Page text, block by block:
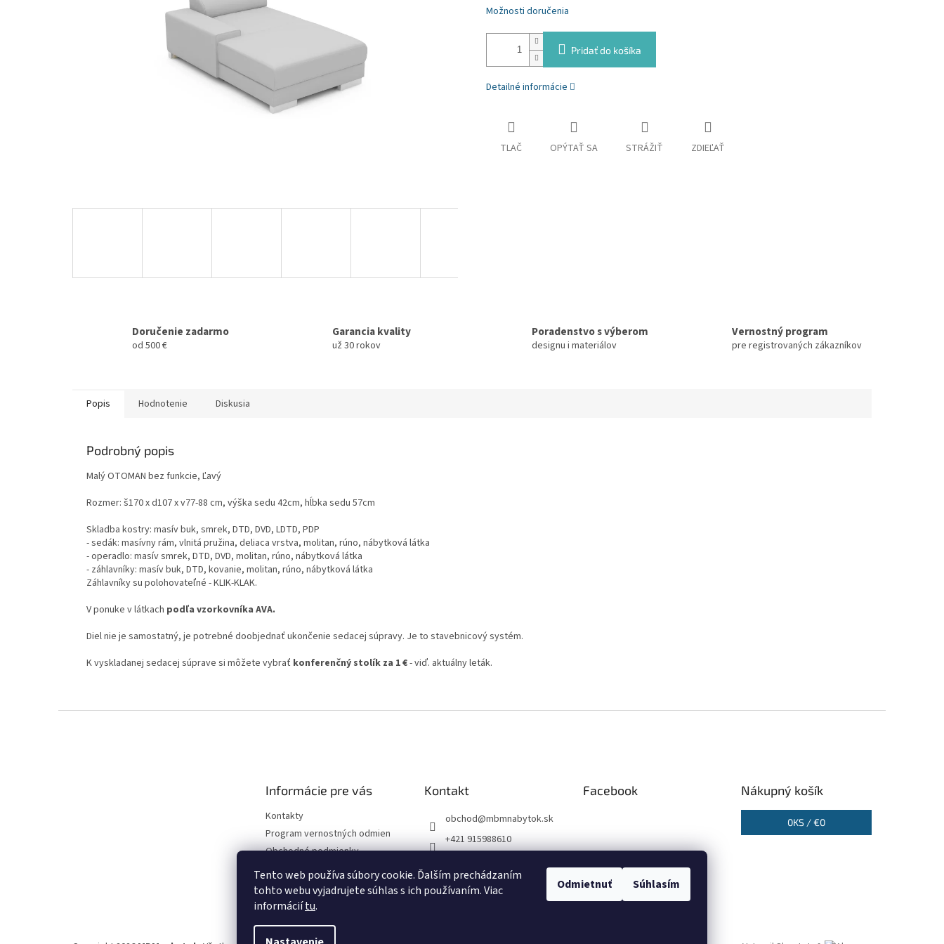
Tento web používa súbory cookie. Ďalším prechádzaním
tohto webu vyjadrujete súhlas s ich používaním. Viac
informáciítu.
Odmietnuť Súhlasím
Možnosti doručenia
Pridať do košíka
Detailné informácie
TLAČ OPÝTAŤ SA STRÁŽIŤ ZDIEĽAŤ
Doručenie zadarmo
od 500 €
Garancia kvality
už 30 rokov
Poradenstvo s výberom
designu i materiálov
Vernostný program
pre registrovaných zákazníkov
Popis Hodnotenie Diskusia
Podrobný popis
Malý OTOMAN bez funkcie, Ľavý
Rozmer: š170 x d107 x v77-88 cm, výška sedu 42cm, hĺbka sedu 57cm
Skladba kostry: masív buk, smrek, DTD, DVD, LDTD, PDP
- sedák: masívny rám, vlnitá pružina, deliaca vrstva, molitan, rúno, nábytková látka
- operadlo: masív smrek, DTD, DVD, molitan, rúno, nábytková látka
- záhlavníky: masív buk, DTD, kovanie, molitan, rúno, nábytková látka
Záhlavníky su polohovateľné - KLIK-KLAK.
V ponuke v látkach podľa vzorkovníka AVA.
Diel nie je samostatný, je potrebné doobjednať ukončenie sedacej súpravy. Je to stavebnicový systém.
K vyskladanej sedacej súprave si môžete vybrať konferenčný stolík za 1 €- viď. aktuálny leták.
Informácie pre vás
Kontakty
Program vernostných odmien
Obchodné podmienky
Podmienky ochrany osobných
údajov
Kontakt
obchod@mbmnabytok.sk
+421 915988610
MBMnabytok
Facebook Nákupný košík
0KS /€0